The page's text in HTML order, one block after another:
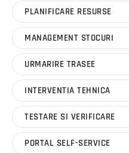
PLANIFICARE RESURSE
MANAGEMENT STOCURI
URMARIRE TRASEE
INTERVENTIA TEHNICA
TESTARE SI VERIFICARE
PORTAL SELF-SERVICE